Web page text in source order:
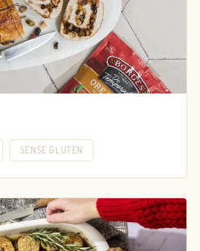
SENSE GLUTEN